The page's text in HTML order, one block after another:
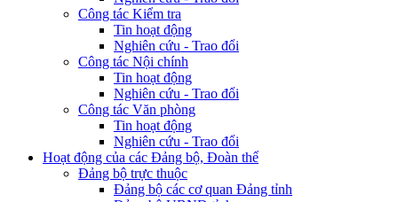
Công tác Kiểm tra
Tin hoạt động
Nghiên cứu - Trao đổi
Công tác Nội chính
Tin hoạt động
Nghiên cứu - Trao đổi
Công tác Văn phòng
Tin hoạt động
Nghiên cứu - Trao đổi
Hoạt động của các Đảng bộ, Đoàn thể
Đảng bộ trực thuộc
Đảng bộ các cơ quan Đảng tỉnh